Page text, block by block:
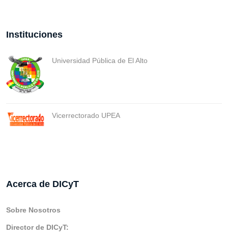
Instituciones
Universidad Pública de El Alto
Vicerrectorado UPEA
Acerca de DICyT
Sobre Nosotros
Director de DICyT: